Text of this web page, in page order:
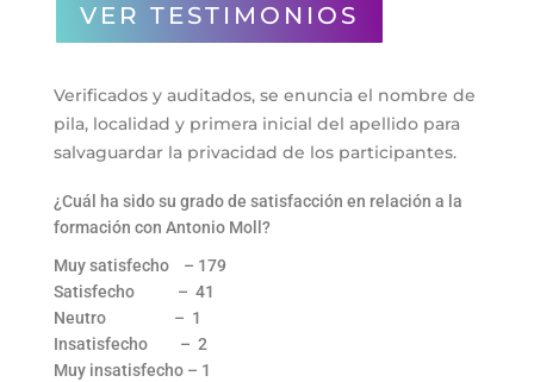
VER TESTIMONIOS
Verificados y auditados, se enuncia el nombre de
pila, localidad y primera inicial del apellido para
salvaguardar la privacidad de los participantes.
¿Cuál ha sido su grado de satisfacción en relación a la
formación con Antonio Moll?
Muy satisfecho – 179
Satisfecho – 41
Neutro – 1
Insatisfecho – 2
Muy insatisfecho – 1